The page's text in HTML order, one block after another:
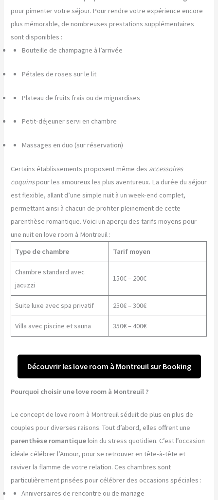
pour pimenter votre séjour. Pour rendre votre expérience encore
plus mémorable, de nombreuses prestations supplémentaires
sont disponibles :
Bouteille de champagne à l’arrivée
Pétales de roses sur le lit
Plateau de fruits frais ou de mignardises
Petit-déjeuner servi en chambre
Massages en duo (sur réservation)
Certains établissements proposent même des accessoires
coquinspour les amoureux les plus aventureux. La durée du séjour
est flexible, allant d’une simple nuit à un week-end complet,
permettant ainsi à chacun de profiter pleinement de cette
parenthèse romantique. Voici un aperçu des tarifs moyens pour
une nuit en love room à Montreuil :
Type de chambre
Tarif moyen
Chambre standard avec
jacuzzi
150€ – 200€
Suite luxe avec spa privatif 250€ – 300€
Villa avec piscine et sauna 350€ – 400€
Découvrir les love room à Montreuil sur Booking
Pourquoi choisir une love room à Montreuil ?
Le concept de love room à Montreuil séduit de plus en plus de
couples pour diverses raisons. Tout d’abord, elles offrent une
parenthèse romantiqueloin du stress quotidien. C’est l’occasion
idéale célébrer l’Amour, pour se retrouver en tête-à-tête et
raviver la flamme de votre relation. Ces chambres sont
particulièrement prisées pour célébrer des occasions spéciales :
Anniversaires de rencontre ou de mariage